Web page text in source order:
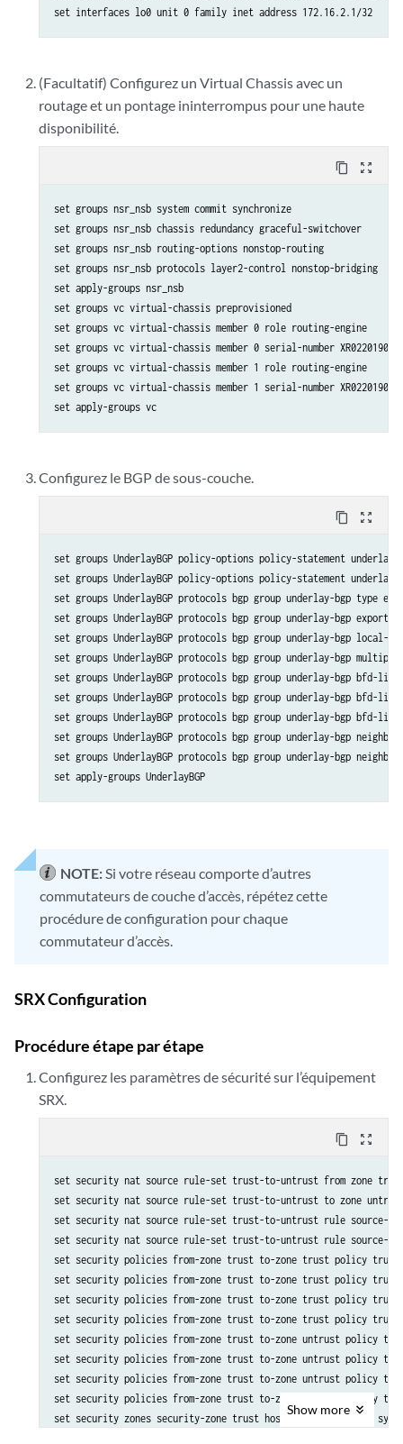
(Facultatif) Configurez un Virtual Chassis avec un
routage et un pontage ininterrompus pour une haute
disponibilité.
content_copy zoom_out_map
set groups nsr_nsb system commit synchronize
set groups nsr_nsb chassis redundancy graceful-switchover
set groups nsr_nsb routing-options nonstop-routing
set groups nsr_nsb protocols layer2-control nonstop-bridging
set apply-groups nsr_nsb
set groups vc virtual-chassis preprovisioned
set groups vc virtual-chassis member 0 role routing-engine
set groups vc virtual-chassis member 0 serial-number
set groups vc virtual-chassis member 1 role routing-engine
set groups vc virtual-chassis member 1 serial-number
Configurez le BGP de sous-couche.
content_copy zoom_out_map
set groups UnderlayBGP policy-options policy-statement
set groups UnderlayBGP policy-options policy-statement
set groups UnderlayBGP protocols bgp group underlay-bgp type
set groups UnderlayBGP protocols bgp group underlay-bgp export
set groups UnderlayBGP protocols bgp group underlay-bgp local-as
set groups UnderlayBGP protocols bgp group underlay-bgp
set groups UnderlayBGP protocols bgp group underlay-bgp bfd-
set groups UnderlayBGP protocols bgp group underlay-bgp bfd-
set groups UnderlayBGP protocols bgp group underlay-bgp bfd-
set groups UnderlayBGP protocols bgp group underlay-bgp
set groups UnderlayBGP protocols bgp group underlay-bgp
NOTE:Si votre réseau comporte d’autres
commutateurs de couche d’accès, répétez cette
procédure de configuration pour chaque
commutateur d’accès.
SRX Configuration
Procédure étape par étape
Configurez les paramètres de sécurité sur l’équipement
SRX.
content_copy zoom_out_map
set security nat source rule-set trust-to-untrust from zone
set security nat source rule-set trust-to-untrust to zone
set security nat source rule-set trust-to-untrust rule source-
set security nat source rule-set trust-to-untrust rule source-
set security policies from-zone trust to-zone trust policy trust-
set security policies from-zone trust to-zone trust policy trust-
set security policies from-zone trust to-zone trust policy
set security policies from-zone trust to-zone trust policy
set security policies from-zone trust to-zone untrust policy
set security policies from-zone trust to-zone untrust policy
set security policies from-zone trust to-zone untrust policy
set security policies from-zone trust to-zone untrust policy
set security zones security-zone trust host-inbound-traffic
Show more